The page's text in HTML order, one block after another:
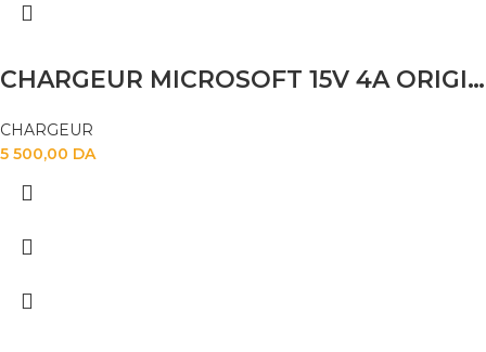
CHARGEUR MICROSOFT 15V 4A ORIGINAL
CHARGEUR
5 500,00 DA